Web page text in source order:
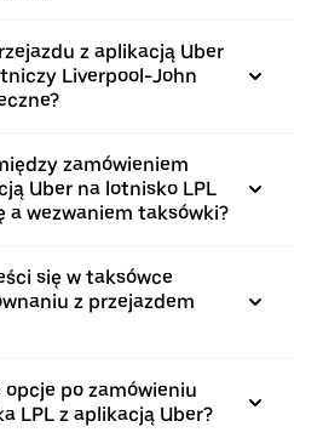
z aplikacją Uber
Liverpool-John
zamówieniem
Uber na lotnisko LPL
a wezwaniem taksówki?
się w taksówce
z przejazdem
po zamówieniu
LPL z aplikacją Uber?